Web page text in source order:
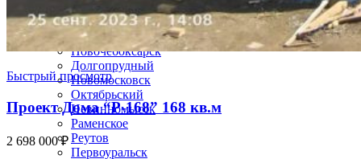
Рубцовск
Назрань
Ессентуки
Новочебоксарск
Долгопрудный
Новомосковск
Октябрьский
Невинномысск
Раменское
Реутов
Первоуральск
Быстрый просмотр
Проект Дома “Р-168” 168 кв.м
2 698 000₽